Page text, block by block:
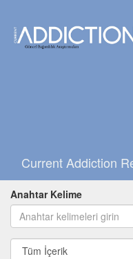
Current Addiction
Anahtar Kelime